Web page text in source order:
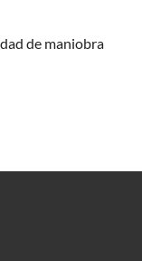
de maniobra